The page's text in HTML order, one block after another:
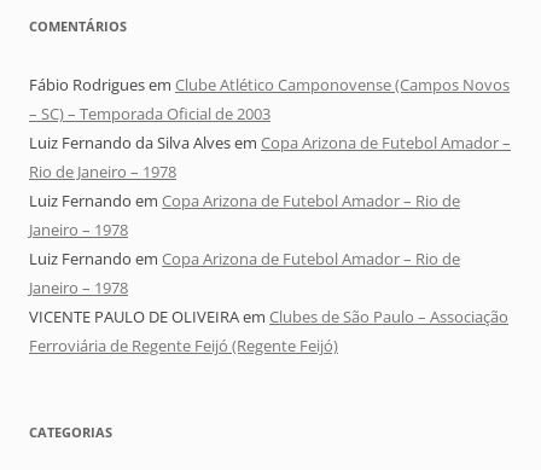
COMENTÁRIOS
Fábio Rodriguesem Clube Atlético Camponovense (Campos Novos
– SC) – Temporada Oficial de 2003
Luiz Fernando da Silva Alvesem Copa Arizona de Futebol Amador –
Rio de Janeiro – 1978
Luiz Fernando em Copa Arizona de Futebol Amador – Rio de
Janeiro – 1978
Luiz Fernando em Copa Arizona de Futebol Amador – Rio de
Janeiro – 1978
VICENTE PAULO DE OLIVEIRAem Clubes de São Paulo – Associação
Ferroviária de Regente Feijó (Regente Feijó)
CATEGORIAS